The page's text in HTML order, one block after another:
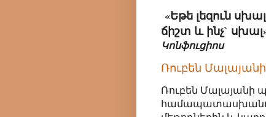
«Եթե լեզուն
ճիշտ և ինչ`
Կոնֆուցիոս
Ռուբեն
Ռուբեն Մալայանի